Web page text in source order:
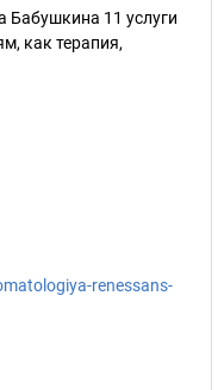
Бабушкина 11 услуги
как терапия,
renessans-